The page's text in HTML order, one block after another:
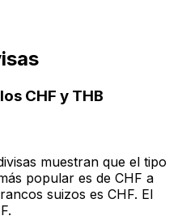
CHF y THB
muestran que el tipo
popular es de CHF a
suizos es CHF. El